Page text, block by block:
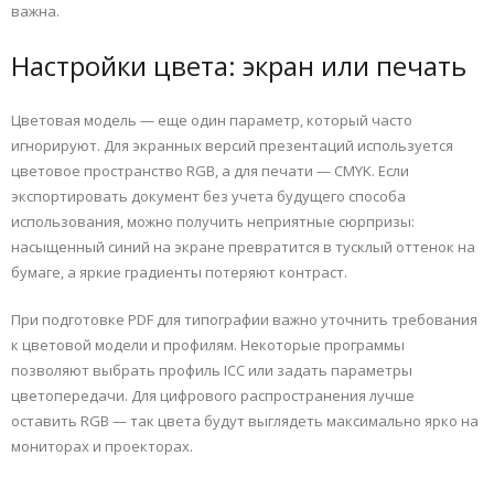
важна.
Настройки цвета: экран или печать
Цветовая модель — еще один параметр, который часто
игнорируют. Для экранных версий презентаций используется
цветовое пространство RGB, а для печати — CMYK. Если
экспортировать документ без учета будущего способа
использования, можно получить неприятные сюрпризы:
насыщенный синий на экране превратится в тусклый оттенок на
бумаге, а яркие градиенты потеряют контраст.
При подготовке PDF для типографии важно уточнить требования
к цветовой модели и профилям. Некоторые программы
позволяют выбрать профиль ICC или задать параметры
цветопередачи. Для цифрового распространения лучше
оставить RGB — так цвета будут выглядеть максимально ярко на
мониторах и проекторах.